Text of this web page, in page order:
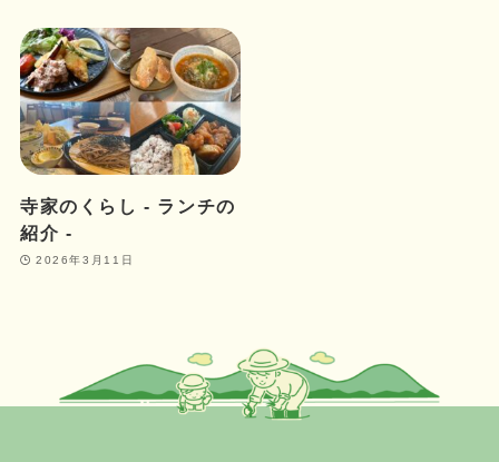
寺家のくらし ‐ ランチの
紹介 ‐
2026年3月11日